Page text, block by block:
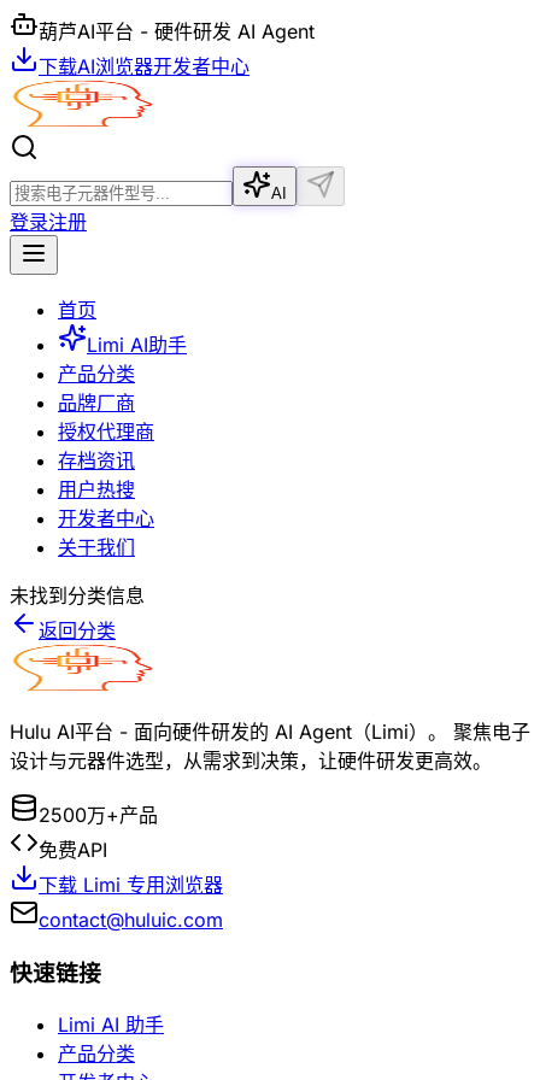
葫芦AI平台 - 硬件研发 AI Agent
下载AI浏览器开发者中心
AI
登录注册
首页
Limi AI助手
产品分类
品牌厂商
授权代理商
存档资讯
用户热搜
开发者中心
关于我们
未找到分类信息
返回分类
Hulu AI平台 - 面向硬件研发的 AI Agent（Limi）。 聚焦电子
设计与元器件选型，从需求到决策，让硬件研发更高效。
2500万+产品
免费API
下载 Limi 专用浏览器
contact@huluic.com
快速链接
Limi AI 助手
产品分类